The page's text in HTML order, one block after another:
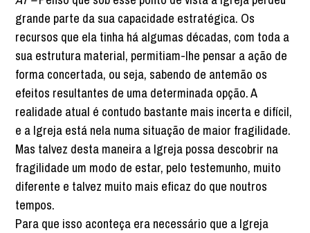
grande parte da sua capacidade estratégica. Os
recursos que ela tinha há algumas décadas, com toda a
sua estrutura material, permitiam-lhe pensar a ação de
forma concertada, ou seja, sabendo de antemão os
efeitos resultantes de uma determinada opção. A
realidade atual é contudo bastante mais incerta e difícil,
e a Igreja está nela numa situação de maior fragilidade.
Mas talvez desta maneira a Igreja possa descobrir na
fragilidade um modo de estar, pelo testemunho, muito
diferente e talvez muito mais eficaz do que noutros
tempos.
Para que isso aconteça era necessário que a Igreja